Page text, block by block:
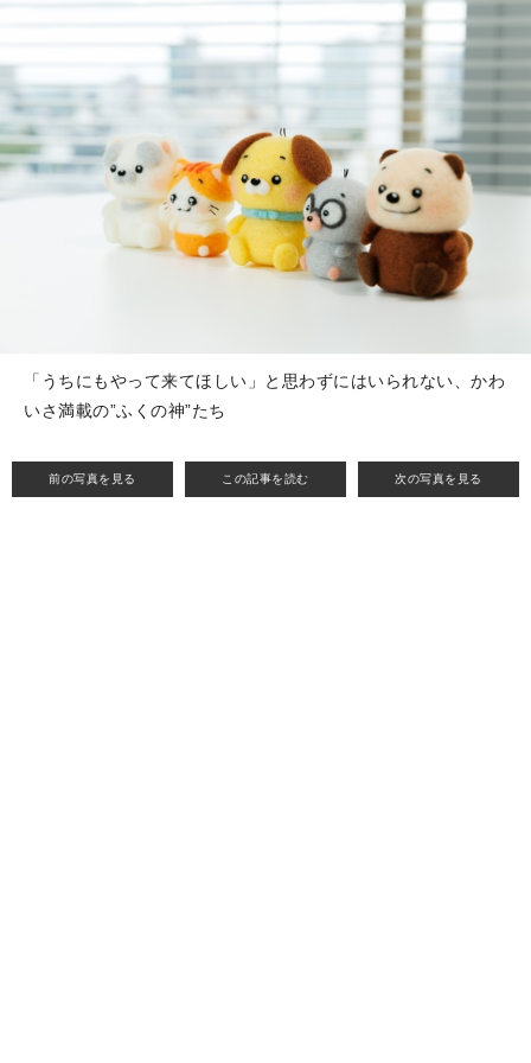
前の写真を見る この記事を読む 次の写真を見る
「うちにもやって来てほしい」と思わずにはいられない、かわ
いさ満載の”ふくの神”たち